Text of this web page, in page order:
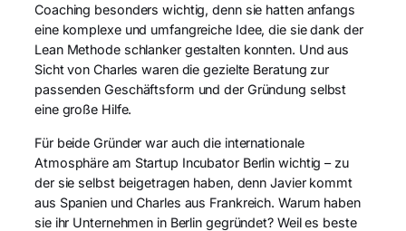
Coaching besonders wichtig, denn sie hatten anfangs
eine komplexe und umfangreiche Idee, die sie dank der
Lean Methode schlanker gestalten konnten. Und aus
Sicht von Charles waren die gezielte Beratung zur
passenden Geschäftsform und der Gründung selbst
eine große Hilfe.
Für beide Gründer war auch die internationale
Atmosphäre am Startup Incubator Berlin wichtig – zu
der sie selbst beigetragen haben, denn Javier kommt
aus Spanien und Charles aus Frankreich. Warum haben
sie ihr Unternehmen in Berlin gegründet? Weil es beste